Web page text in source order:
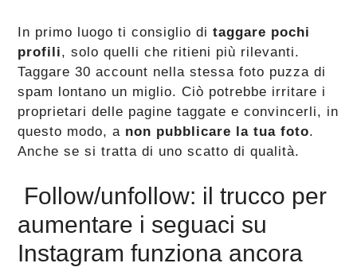
In primo luogo ti consiglio ditaggare pochi
profili, solo quelli che ritieni più rilevanti.
Taggare 30 account nella stessa foto puzza di
spam lontano un miglio. Ciò potrebbe irritare i
proprietari delle pagine taggate e convincerli, in
questo modo, a non pubblicare la tua foto.
Anche se si tratta di uno scatto di qualità.
Follow/unfollow: il trucco per
aumentare i seguaci su
Instagram funziona ancora